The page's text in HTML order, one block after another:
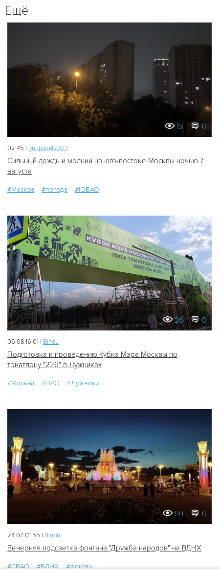
Ещё
13 0
02:45 | grinpavel2077
Сильный дождь и молнии на юго-востоке Москвы ночью 7
августа
#Москва #погода #ЮВАО
26 0
06.08 16:01 | Bindu
Подготовка к проведению Кубка Мэра Москвы по
триатлону "226" в Лужниках
#Москва #ЦАО #Лужники
59 0
24.07 01:55 | Bindu
Вечерняя подсветка фонтана "Дружба народов" на ВДНХ
#СВАО #ВДНХ #фонтан